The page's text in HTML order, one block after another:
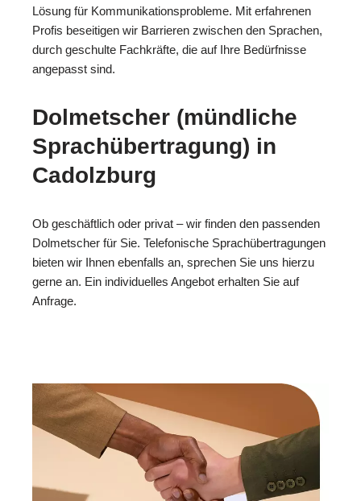
Lösung für Kommunikationsprobleme. Mit erfahrenen
Profis beseitigen wir Barrieren zwischen den Sprachen,
durch geschulte Fachkräfte, die auf Ihre Bedürfnisse
angepasst sind.
Dolmetscher (mündliche
Sprachübertragung) in
Cadolzburg
Ob geschäftlich oder privat – wir finden den passenden
Dolmetscher für Sie. Telefonische Sprachübertragungen
bieten wir Ihnen ebenfalls an, sprechen Sie uns hierzu
gerne an. Ein individuelles Angebot erhalten Sie auf
Anfrage.